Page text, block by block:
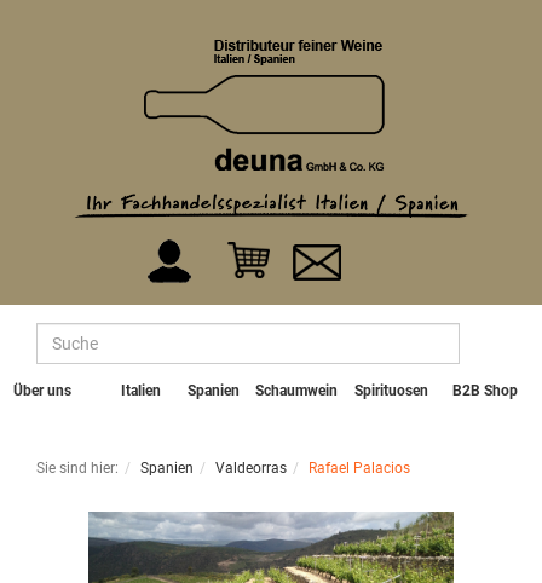
Über uns Italien Spanien Schaumwein Spirituosen B2B Shop
Sie sind hier: Spanien Valdeorras Rafael Palacios